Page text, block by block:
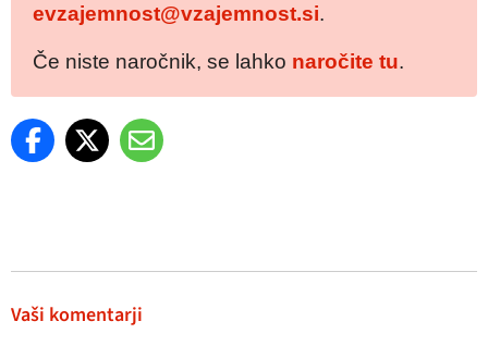
evzajemnost@vzajemnost.si.
Če niste naročnik, se lahko naročite tu.
Vaši komentarji